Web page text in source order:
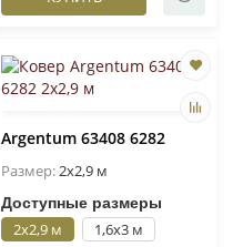
Argentum 63408 6282
Размер:2x2,9 м
Доступные размеры
2x2,9 м
1,6x3 м